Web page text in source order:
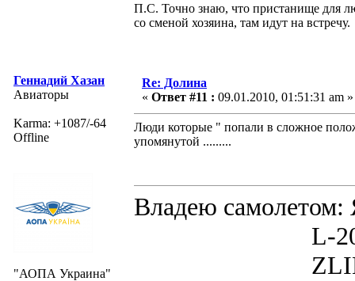
П.С. Точно знаю, что пристанище для
со сменой хозяина, там идут на встречу.
Геннадий Хазан
Авиаторы
Karma: +1087/-64
Offline
"АОПА Украина"
Re: Долина
« Ответ #11 : 09.01.2010, 01:51:31 am »
Люди которые " попали в сложное
упомянутой .........
Владею
L-200D
ZLIN 526